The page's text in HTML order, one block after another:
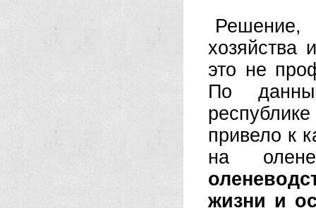
Решение,
хозяйства
это не
По
привело к
на
жизни и